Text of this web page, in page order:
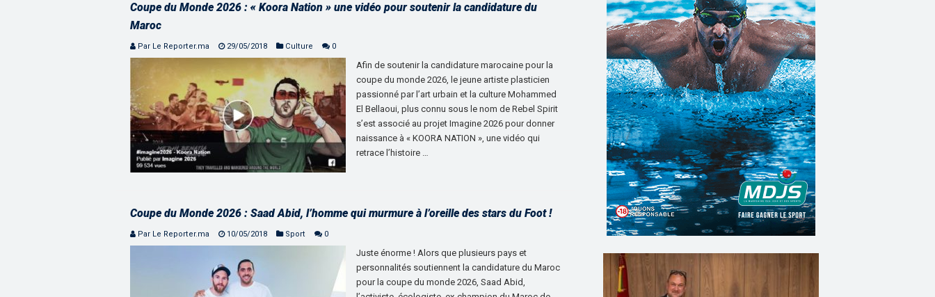
Coupe du Monde 2026 : « Koora Nation » une vidéo pour soutenir la candidature du
Maroc
Par Le Reporter.ma 29/05/2018 Culture 0
Afin de soutenir la candidature marocaine pour la
coupe du monde 2026, le jeune artiste plasticien
passionné par l’art urbain et la culture Mohammed
El Bellaoui, plus connu sous le nom de Rebel Spirit
s’est associé au projet Imagine 2026 pour donner
naissance à « KOORA NATION », une vidéo qui
retrace l’histoire …
Coupe du Monde 2026 : Saad Abid, l’homme qui murmure à l’oreille des stars du Foot !
Par Le Reporter.ma 10/05/2018 Sport 0
Juste énorme ! Alors que plusieurs pays et
personnalités soutiennent la candidature du Maroc
pour la coupe du monde 2026, Saad Abid,